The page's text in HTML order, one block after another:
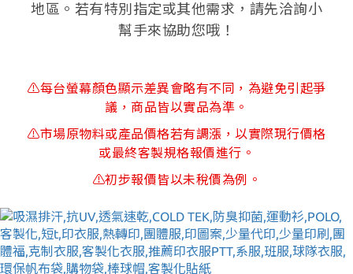
地區。若有特別指定或其他需求，請先洽詢小
幫手來協助您哦！
⚠每台螢幕顏色顯示差異會略有不同，為避免引起爭
議，商品皆以實品為準。
⚠市場原物料或產品價格若有調漲，以實際現行價格
或最終客製規格報價進行。
⚠初步報價皆以未稅價為例。